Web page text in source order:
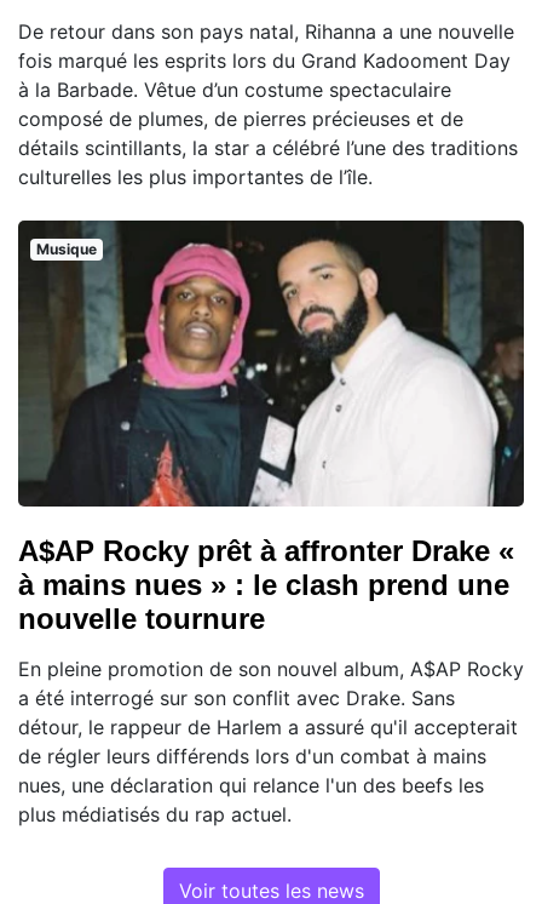
De retour dans son pays natal, Rihanna a une nouvelle
fois marqué les esprits lors du Grand Kadooment Day
à la Barbade. Vêtue d’un costume spectaculaire
composé de plumes, de pierres précieuses et de
détails scintillants, la star a célébré l’une des traditions
culturelles les plus importantes de l’île.
Musique
A$AP Rocky prêt à affronter Drake «
à mains nues » : le clash prend une
nouvelle tournure
En pleine promotion de son nouvel album, A$AP Rocky
a été interrogé sur son conflit avec Drake. Sans
détour, le rappeur de Harlem a assuré qu'il accepterait
de régler leurs différends lors d'un combat à mains
nues, une déclaration qui relance l'un des beefs les
plus médiatisés du rap actuel.
Voir toutes les news